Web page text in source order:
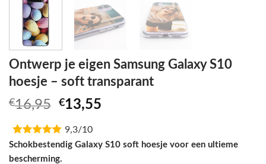
Ontwerp je eigen Samsung Galaxy S10
hoesje – soft transparant
€16,95 Oorspronkelijke
was:
€16,95.
€13,55
€13,55.
9,3/10
Schokbestendig Galaxy S10 soft hoesje voor een ultieme
bescherming.